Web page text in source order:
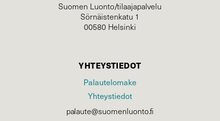
Suomen Luonto/tilaajapalvelu
Sörnäistenkatu 1
00580 Helsinki
YHTEYSTIEDOT
Palautelomake
Yhteystiedot
palaute@suomenluonto.fi